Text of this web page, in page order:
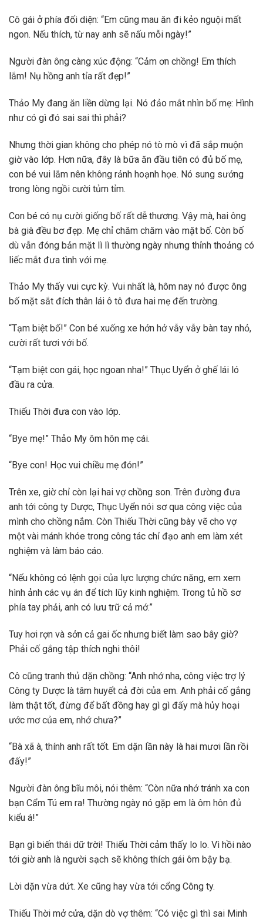
Cô gái ở phía đối diện: “Em cũng mau ăn đi kẻo nguội mất
ngon. Nếu thích, từ nay anh sẽ nấu mỗi ngày!”
Người đàn ông càng xúc động: “Cảm ơn chồng! Em thích
lắm! Nụ hồng anh tỉa rất đẹp!”
Thảo My đang ăn liền dừng lại. Nó đảo mắt nhìn bố mẹ: Hình
như có gì đó sai sai thì phải?
Nhưng thời gian không cho phép nó tò mò vì đã sắp muộn
giờ vào lớp. Hơn nữa, đây là bữa ăn đầu tiên có đủ bố mẹ,
con bé vui lắm nên không rảnh hoạnh họe. Nó sung sướng
trong lòng ngồi cười tủm tỉm.
Con bé có nụ cười giống bố rất dễ thương. Vậy mà, hai ông
bà già đều bơ đẹp. Mẹ chỉ chăm chăm vào mặt bố. Còn bố
dù vẫn đóng bản mặt lì lì thường ngày nhưng thỉnh thoảng có
liếc mắt đưa tình với mẹ.
Thảo My thấy vui cực kỳ. Vui nhất là, hôm nay nó được ông
bố mặt sắt đích thân lái ô tô đưa hai mẹ đến trường.
“Tạm biệt bố!” Con bé xuống xe hớn hở vẫy vẫy bàn tay nhỏ,
cười rất tươi với bố.
“Tạm biệt con gái, học ngoan nha!” Thục Uyển ở ghế lái ló
đầu ra cửa.
Thiếu Thời đưa con vào lớp.
“Bye mẹ!” Thảo My ôm hôn mẹ cái.
“Bye con! Học vui chiều mẹ đón!”
Trên xe, giờ chỉ còn lại hai vợ chồng son. Trên đường đưa
anh tới công ty Dược, Thục Uyển nói sơ qua công việc của
mình cho chồng nắm. Còn Thiếu Thời cũng bày vẽ cho vợ
một vài mánh khóe trong công tác chỉ đạo anh em làm xét
nghiệm và làm báo cáo.
“Nếu không có lệnh gọi của lực lượng chức năng, em xem
hình ảnh các vụ án để tích lũy kinh nghiệm. Trong tủ hồ sơ
phía tay phải, anh có lưu trữ cả mớ.”
Tuy hơi rợn và sởn cả gai ốc nhưng biết làm sao bây giờ?
Phải cố gắng tập thích nghi thôi!
Cô cũng tranh thủ dặn chồng: “Anh nhớ nha, công việc trợ lý
Công ty Dược là tâm huyết cả đời của em. Anh phải cố gắng
làm thật tốt, đừng để bất đồng hay gì gì đấy mà hủy hoại
ước mơ của em, nhớ chưa?”
“Bà xã à, thính anh rất tốt. Em dặn lần này là hai mươi lần rồi
đấy!”
Người đàn ông bĩu môi, nói thêm: “Còn nữa nhớ tránh xa con
bạn Cẩm Tú em ra! Thường ngày nó gặp em là ôm hôn đủ
kiểu á!”
Bạn gì biến thái dữ trời! Thiếu Thời cảm thấy lo lo. Vì hồi nào
tới giờ anh là người sạch sẽ không thích gái ôm bậy bạ.
Lời dặn vừa dứt. Xe cũng hay vừa tới cổng Công ty.
Thiếu Thời mở cửa, dặn dò vợ thêm: “Có việc gì thì sai Minh